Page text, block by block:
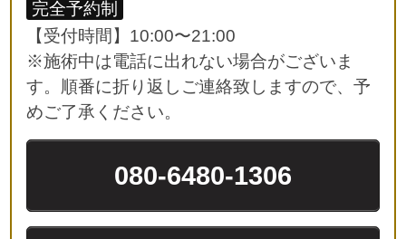
完全予約制
【受付時間】10:00〜21:00
※施術中は電話に出れない場合がございま
す。順番に折り返しご連絡致しますので、予
めご了承ください。
080-6480-1306